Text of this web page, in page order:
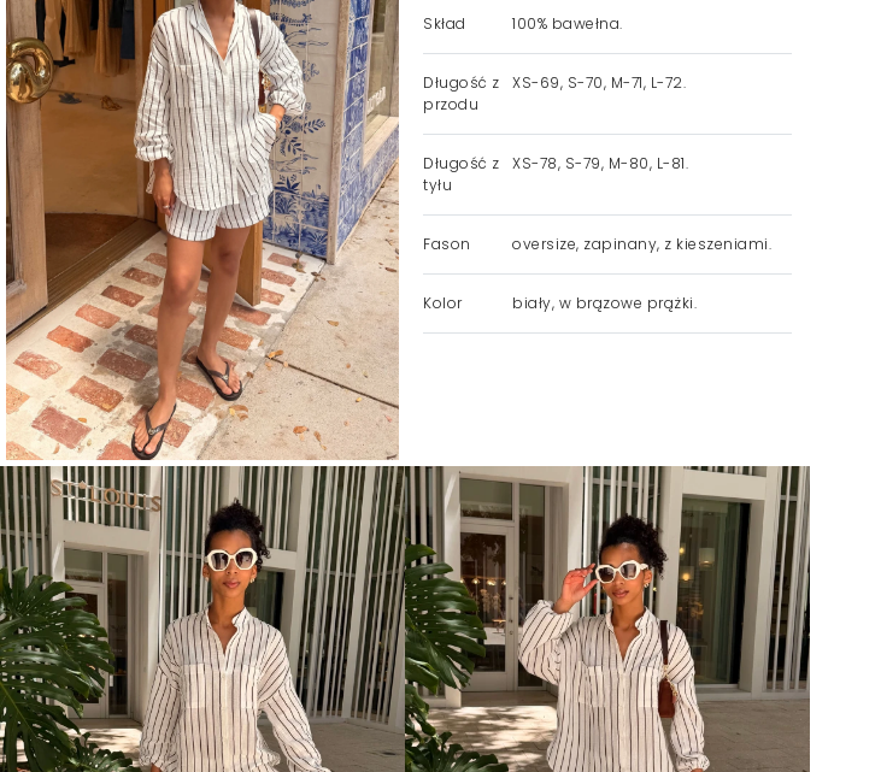
Skład 100% bawełna.
Długość z
przodu
XS-69, S-70, M-71, L-72.
Długość z
tyłu
XS-78, S-79, M-80, L-81.
Fason oversize, zapinany, z kieszeniami.
Kolor biały, w brązowe prążki.